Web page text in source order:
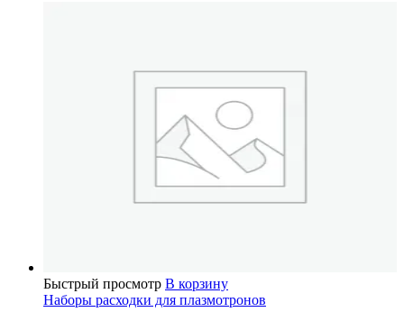
Быстрый просмотр В корзину
Наборы расходки для плазмотронов